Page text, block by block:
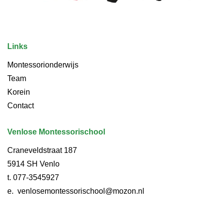
Links
Montessorionderwijs
Team
Korein
Contact
Venlose Montessorischool
Craneveldstraat 187
5914 SH Venlo
t. 077-3545927
e. venlosemontessorischool@mozon.nl